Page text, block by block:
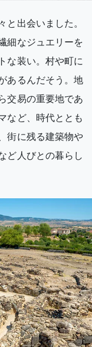
出会いました。
細なジュエリーを
な装い。村や町に
あるんだそう。地
交易の重要地であ
など、時代ととも
街に残る建築物や
ど人びとの暮らし